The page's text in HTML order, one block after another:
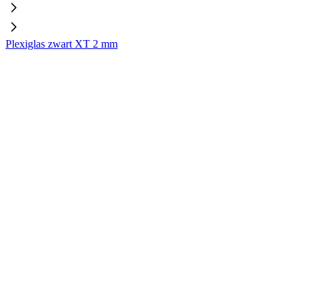
Plexiglas zwart XT 2 mm